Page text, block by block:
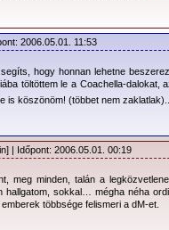
2006.05.01. 11:53
hogy honnan lehetne
töltöttem le a Coachella-dalokat,
is köszönöm! (többet nem
| Időpont: 2006.05.01. 00:19
meg minden, talán a
hallgatom, sokkal… mégha néha
többsége felismeri a dM-et.